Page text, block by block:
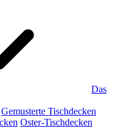
Das
Gemusterte Tischdecken
Oster-Tischdecken